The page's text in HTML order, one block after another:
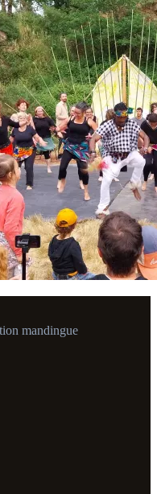
mandingue